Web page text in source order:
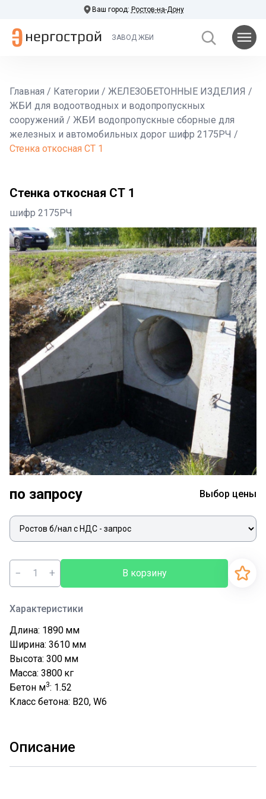
Ваш город: Ростов-на-Дону
ЗАВОД ЖБИ
Главная / Категории / ЖЕЛЕЗОБЕТОННЫЕ ИЗДЕЛИЯ /
ЖБИ для водоотводных и водопропускных
сооружений / ЖБИ водопропускные сборные для
железных и автомобильных дорог шифр 2175РЧ /
Стенка откосная СТ 1
Стенка откосная СТ 1
шифр 2175РЧ
по запросу Выбор цены
− + В корзину
Характеристики
Длина: 1890 мм
Ширина: 3610 мм
Высота: 300 мм
Масса: 3800 кг
Бетон м3: 1.52
Класс бетона: В20, W6
Описание